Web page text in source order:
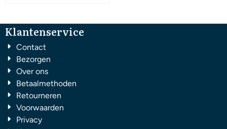
Klantenservice
Contact
Bezorgen
Over ons
Betaalmethoden
Retourneren
Voorwaarden
Privacy